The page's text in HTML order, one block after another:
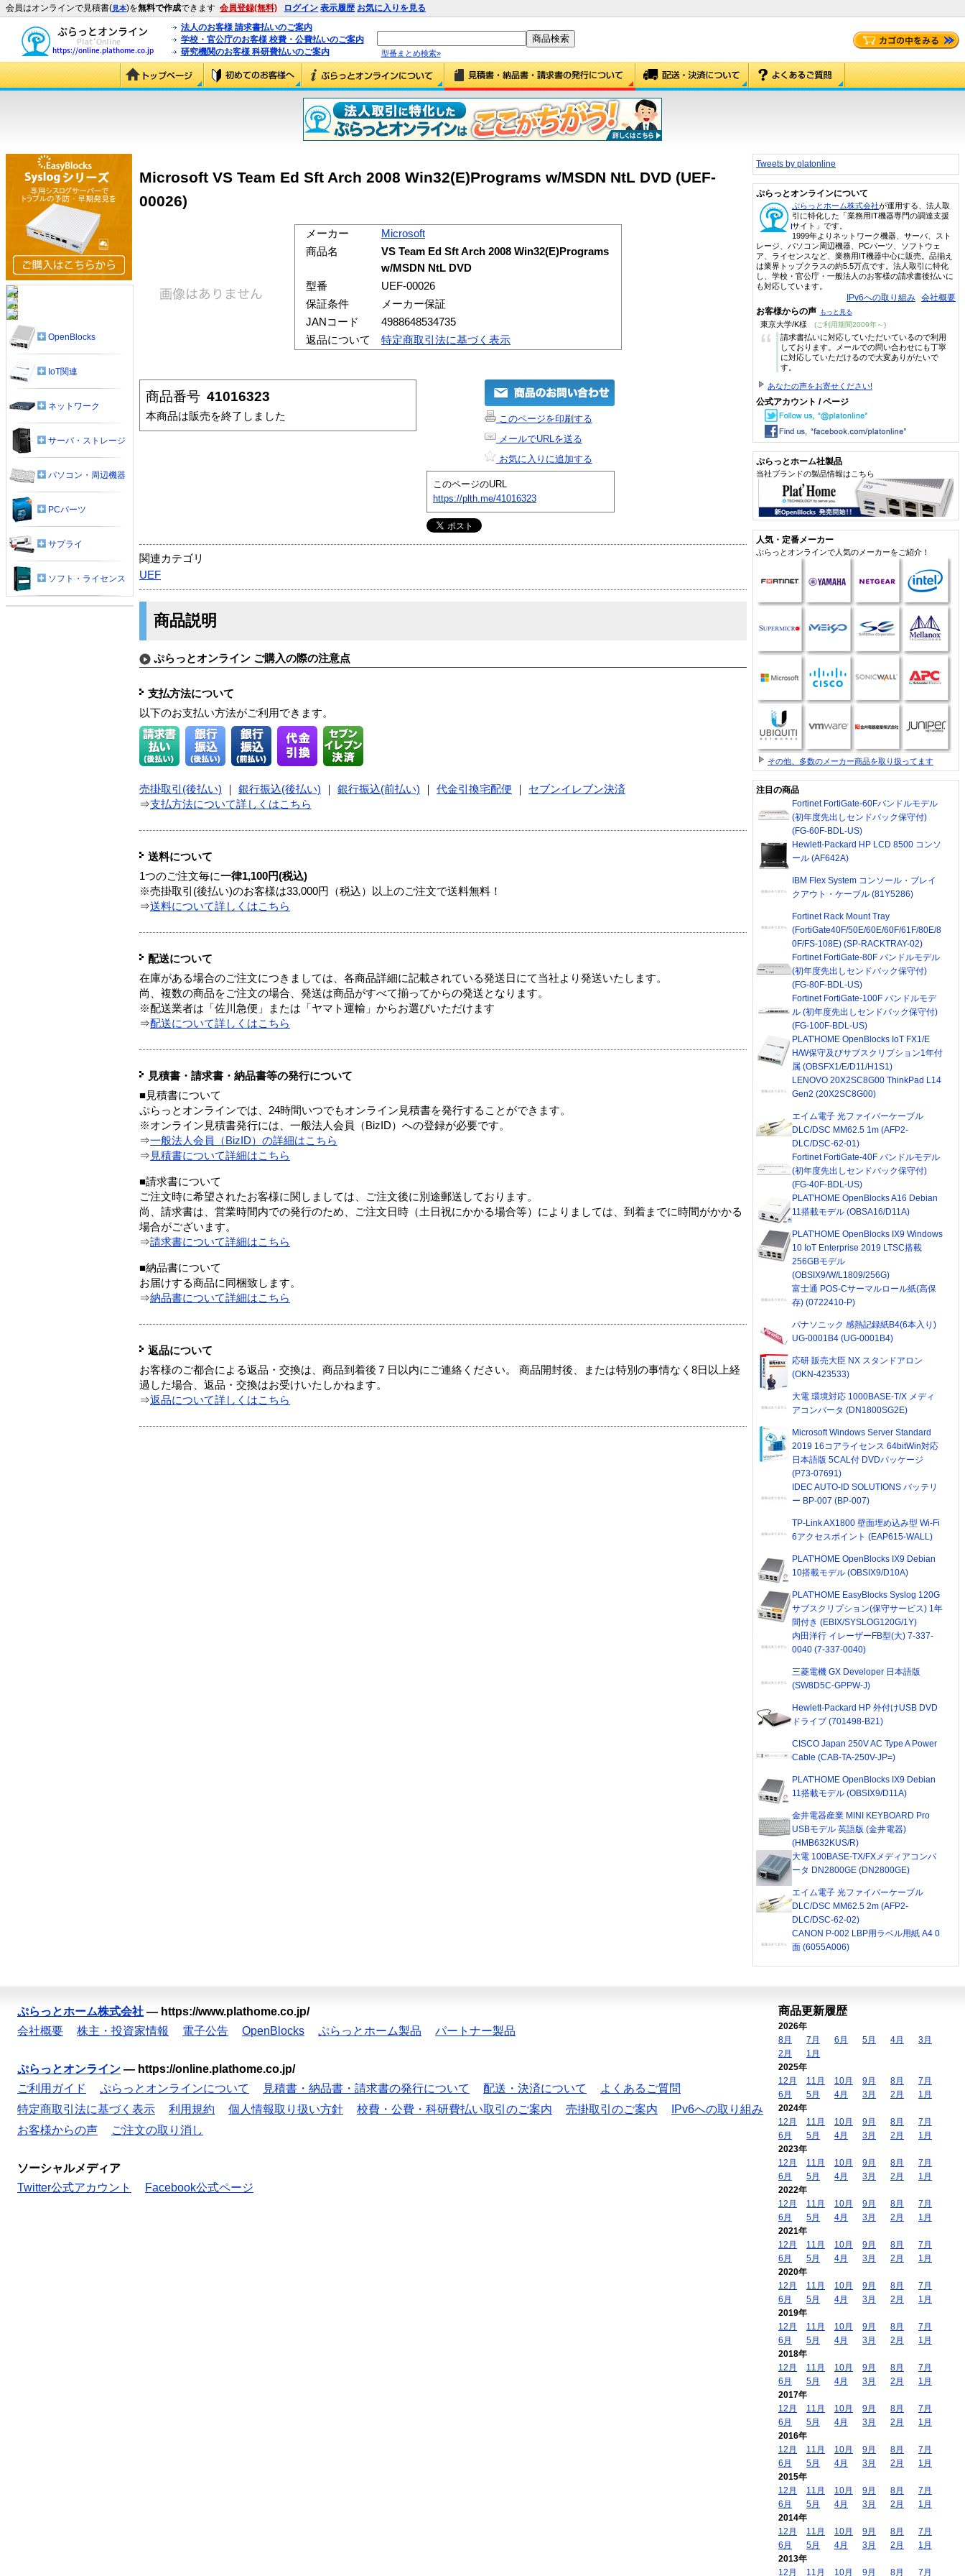
会員はオンラインで見積書(見本)を無料で作成できます 会員登録(無料) ログイン 表示履歴 お気に入りを見る
法人のお客様 請求書払いのご案内
学校・官公庁のお客様 校費・公費払いのご案内
研究機関のお客様 科研費払いのご案内
型番まとめ検索»
Microsoft VS Team Ed Sft Arch 2008 Win32(E)Programs w/MSDN NtL DVD (UEF-
00026)
メーカー
Microsoft
商品名
VS Team Ed Sft Arch 2008 Win32(E)Programs
w/MSDN NtL DVD
型番
UEF-00026
保証条件
メーカー保証
JANコード
4988648534735
返品について
特定商取引法に基づく表示
商品番号 41016323
本商品は販売を終了しました
このページを印刷する
メールでURLを送る
お気に入りに追加する
このページのURL
https://plth.me/41016323
関連カテゴリ
UEF
商品説明
ぷらっとオンライン ご購入の際の注意点
支払方法について
以下のお支払い方法がご利用できます。
売掛取引(後払い) 銀行振込(後払い) 銀行振込(前払い) 代金引換宅配便
セブンイレブン決済
⇒支払方法について詳しくはこちら
送料について
1つのご注文毎に一律1,100円(税込)
※売掛取引(後払い)のお客様は33,000円（税込）以上のご注文で送料無料！
⇒送料について詳しくはこちら
配送について
在庫がある場合のご注文につきましては、各商品詳細に記載されている発送日にて当社より発送いたします。
尚、複数の商品をご注文の場合、発送は商品がすべて揃ってからの発送となります。
※配送業者は「佐川急便」または「ヤマト運輸」からお選びいただけます
⇒配送について詳しくはこちら
見積書・請求書・納品書等の発行について
■見積書について
ぷらっとオンラインでは、24時間いつでもオンライン見積書を発行することができます。
※オンライン見積書発行には、一般法人会員（BizID）への登録が必要です。
⇒一般法人会員（BizID）の詳細はこちら
⇒ 見積書について詳細はこちら
■請求書について
ご注文時に希望されたお客様に関しましては、ご注文後に別途郵送しております。
尚、請求書は、営業時間内での発行のため、ご注文日時（土日祝にかかる場合等）によりましては、到着までに時間がかかる
場合がございます。
⇒請求書について詳細はこちら
■納品書について
お届けする商品に同梱致します。
⇒納品書について詳細はこちら
返品について
お客様のご都合による返品・交換は、商品到着後７日以内にご連絡ください。 商品開封後、または特別の事情なく8日以上経
過した場合、返品・交換はお受けいたしかねます。
⇒返品について詳しくはこちら
OpenBlocks
IoT関連
ネットワーク
サーバ・ストレージ
パソコン・周辺機器
PCパーツ
サプライ
ソフト・ライセンス
Tweets by platonline
ぷらっとオンラインについて
ぷらっとホーム株式会社が運用する、法人取
引に特化した「業務用IT機器専門の調達支援
サイト」です。
1999年よりネットワーク機器、サーバ、スト
レージ、パソコン周辺機器、PCパーツ、ソフトウェ
ア、ライセンスなど、業務用IT機器中心に販売。品揃え
は業界トップクラスの約5.5万点です。法人取引に特化
し、学校・官公庁・一般法人のお客様の請求書後払いに
も対応しています。
IPv6への取り組み 会社概要
お客様からの声 もっと見る
東京大学/K様 (ご利用期間2009年～)
“
請求書払いに対応していただいているので利用
しております。メールでの問い合わせにも丁寧
に対応していただけるので大変ありがたいで
す。
あなたの声をお寄せください!
公式アカウント / ページ
ぷらっとホーム社製品
当社ブランドの製品情報はこちら
人気・定番メーカー
ぷらっとオンラインで人気のメーカーをご紹介！
その他、多数のメーカー商品を取り扱ってます
注目の商品
Fortinet FortiGate-60Fバンドルモデル
(初年度先出しセンドバック保守付)
(FG-60F-BDL-US)
Hewlett-Packard HP LCD 8500 コンソ
ール (AF642A)
IBM Flex System コンソール・ブレイ
クアウト・ケーブル (81Y5286)
Fortinet Rack Mount Tray
(FortiGate40F/50E/60E/60F/61F/80E/8
0F/FS-108E) (SP-RACKTRAY-02)
Fortinet FortiGate-80F バンドルモデル
(初年度先出しセンドバック保守付)
(FG-80F-BDL-US)
Fortinet FortiGate-100F バンドルモデ
ル (初年度先出しセンドバック保守付)
(FG-100F-BDL-US)
PLAT'HOME OpenBlocks IoT FX1/E
H/W保守及びサブスクリプション1年付
属 (OBSFX1/E/D11/H1S1)
LENOVO 20X2SC8G00 ThinkPad L14
Gen2 (20X2SC8G00)
エイム電子 光ファイバーケーブル
DLC/DSC MM62.5 1m (AFP2-
DLC/DSC-62-01)
Fortinet FortiGate-40F バンドルモデル
(初年度先出しセンドバック保守付)
(FG-40F-BDL-US)
PLAT'HOME OpenBlocks A16 Debian
11搭載モデル (OBSA16/D11A)
PLAT'HOME OpenBlocks IX9 Windows
10 IoT Enterprise 2019 LTSC搭載
256GBモデル
(OBSIX9/W/L1809/256G)
富士通 POS-Cサーマルロール紙(高保
存) (0722410-P)
パナソニック 感熱記録紙B4(6本入り)
UG-0001B4 (UG-0001B4)
応研 販売大臣 NX スタンドアロン
(OKN-423533)
大電 環境対応 1000BASE-T/X メディ
アコンバータ (DN1800SG2E)
Microsoft Windows Server Standard
2019 16コアライセンス 64bitWin対応
日本語版 5CAL付 DVDパッケージ
(P73-07691)
IDEC AUTO-ID SOLUTIONS バッテリ
ー BP-007 (BP-007)
TP-Link AX1800 壁面埋め込み型 Wi-Fi
6アクセスポイント (EAP615-WALL)
PLAT'HOME OpenBlocks IX9 Debian
10搭載モデル (OBSIX9/D10A)
PLAT'HOME EasyBlocks Syslog 120G
サブスクリプション(保守サービス) 1年
間付き (EBIX/SYSLOG120G/1Y)
内田洋行 イレーザーFB型(大) 7-337-
0040 (7-337-0040)
三菱電機 GX Developer 日本語版
(SW8D5C-GPPW-J)
Hewlett-Packard HP 外付けUSB DVD
ドライブ (701498-B21)
CISCO Japan 250V AC Type A Power
Cable (CAB-TA-250V-JP=)
PLAT'HOME OpenBlocks IX9 Debian
11搭載モデル (OBSIX9/D11A)
金井電器産業 MINI KEYBOARD Pro
USBモデル 英語版 (金井電器)
(HMB632KUS/R)
大電 100BASE-TX/FXメディアコンバ
ータ DN2800GE (DN2800GE)
エイム電子 光ファイバーケーブル
DLC/DSC MM62.5 2m (AFP2-
DLC/DSC-62-02)
CANON P-002 LBP用ラベル用紙 A4 0
面 (6055A006)
ぷらっとホーム株式会社 — https://www.plathome.co.jp/
会社概要
株主・投資家情報 電子公告 OpenBlocks ぷらっとホーム製品 パートナー製品
ぷらっとオンライン — https://online.plathome.co.jp/
ご利用ガイド
ぷらっとオンラインについて 見積書・納品書・請求書の発行について 配送・決済について
よくあるご質問
特定商取引法に基づく表示
利用規約 個人情報取り扱い方針 校費・公費・科研費払い取引のご案内 売掛取引のご案内
IPv6への取り組み
お客様からの声
ご注文の取り消し
ソーシャルメディア
Twitter公式アカウント
Facebook公式ページ
商品更新履歴
2026年
8月
7月 6月 5月 4月
3月
2月
1月
2025年
12月
11月 10月 9月 8月
7月
6月
5月 4月 3月 2月
1月
2024年
12月
11月 10月 9月 8月
7月
6月
5月 4月 3月 2月
1月
2023年
12月
11月 10月 9月 8月
7月
6月
5月 4月 3月 2月
1月
2022年
12月
11月 10月 9月 8月
7月
6月
5月 4月 3月 2月
1月
2021年
12月
11月 10月 9月 8月
7月
6月
5月 4月 3月 2月
1月
2020年
12月
11月 10月 9月 8月
7月
6月
5月 4月 3月 2月
1月
2019年
12月
11月 10月 9月 8月
7月
6月
5月 4月 3月 2月
1月
2018年
12月
11月 10月 9月 8月
7月
6月
5月 4月 3月 2月
1月
2017年
12月
11月 10月 9月 8月
7月
6月
5月 4月 3月 2月
1月
2016年
12月
11月 10月 9月 8月
7月
6月
5月 4月 3月 2月
1月
2015年
12月
11月 10月 9月 8月
7月
6月
5月 4月 3月 2月
1月
2014年
12月
11月 10月 9月 8月
7月
6月
5月 4月 3月 2月
1月
2013年
12月
11月 10月 9月 8月 7月